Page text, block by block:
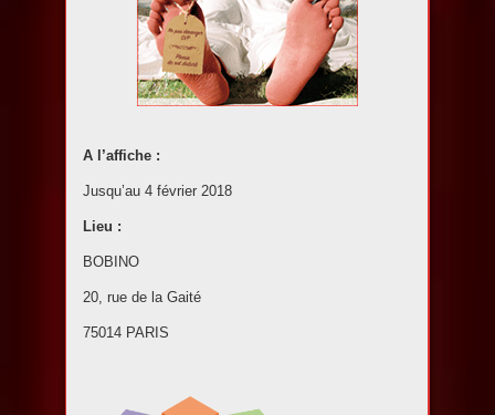
A l’affiche :
Jusqu’au 4 février 2018
Lieu :
BOBINO
20, rue de la Gaité
75014 PARIS